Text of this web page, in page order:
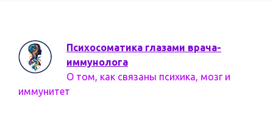
Психосоматика глазами врача-
иммунолога
О том, как связаны психика, мозг и
иммунитет